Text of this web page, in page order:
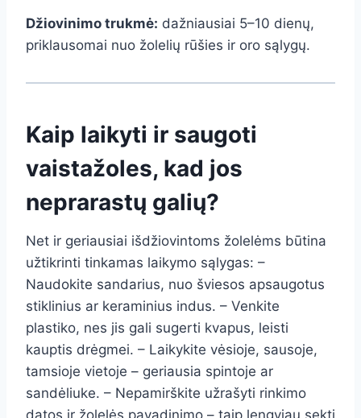
Džiovinimo trukmė: dažniausiai 5–10 dienų,
priklausomai nuo žolelių rūšies ir oro sąlygų.
Kaip laikyti ir saugoti
vaistažoles, kad jos
neprarastų galių?
Net ir geriausiai išdžiovintoms žolelėms būtina
užtikrinti tinkamas laikymo sąlygas: –
Naudokite sandarius, nuo šviesos apsaugotus
stiklinius ar keraminius indus. – Venkite
plastiko, nes jis gali sugerti kvapus, leisti
kauptis drėgmei. – Laikykite vėsioje, sausoje,
tamsioje vietoje – geriausia spintoje ar
sandėliuke. – Nepamirškite užrašyti rinkimo